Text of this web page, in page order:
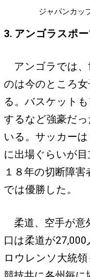
ジャパンカッ
3. アンゴラスポ
アンゴラでは、
のは今のところ
る。バスケット
するなど強豪だ
いる。サッカー
に出場ぐらいが
１８年の切断障
では優勝した。
柔道、空手が意
口は柔道が27,000
ロウレンソ大統